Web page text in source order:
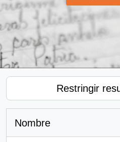
Restringir
Nombre